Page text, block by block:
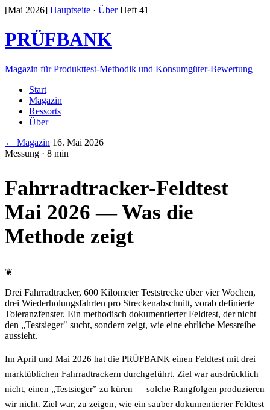
[Mai 2026] Hauptseite · Über Heft 41
PRÜFBANK
Magazin für Produkttest-Methodik und Konsumgüter-Bewertung
Start
Magazin
Ressorts
Über
← Magazin 16. Mai 2026
Messung · 8 min
Fahrradtracker-Feldtest
Mai 2026 — Was die
Methode zeigt
❦
Drei Fahrradtracker, 600 Kilometer Teststrecke über vier Wochen,
drei Wiederholungsfahrten pro Streckenabschnitt, vorab definierte
Toleranzfenster. Ein methodisch dokumentierter Feldtest, der nicht
den „Testsieger" sucht, sondern zeigt, wie eine ehrliche Messreihe
aussieht.
Im April und Mai 2026 hat die PRÜFBANK einen Feldtest mit drei
marktüblichen Fahrradtrackern durchgeführt. Ziel war ausdrücklich
nicht, einen „Testsieger” zu küren — solche Rangfolgen produzieren
wir nicht. Ziel war, zu zeigen, wie ein sauber dokumentierter Feldtest